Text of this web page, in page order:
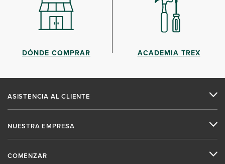
DÓNDE COMPRAR ACADEMIA TREX
ASISTENCIA AL CLIENTE
NUESTRA EMPRESA
COMENZAR